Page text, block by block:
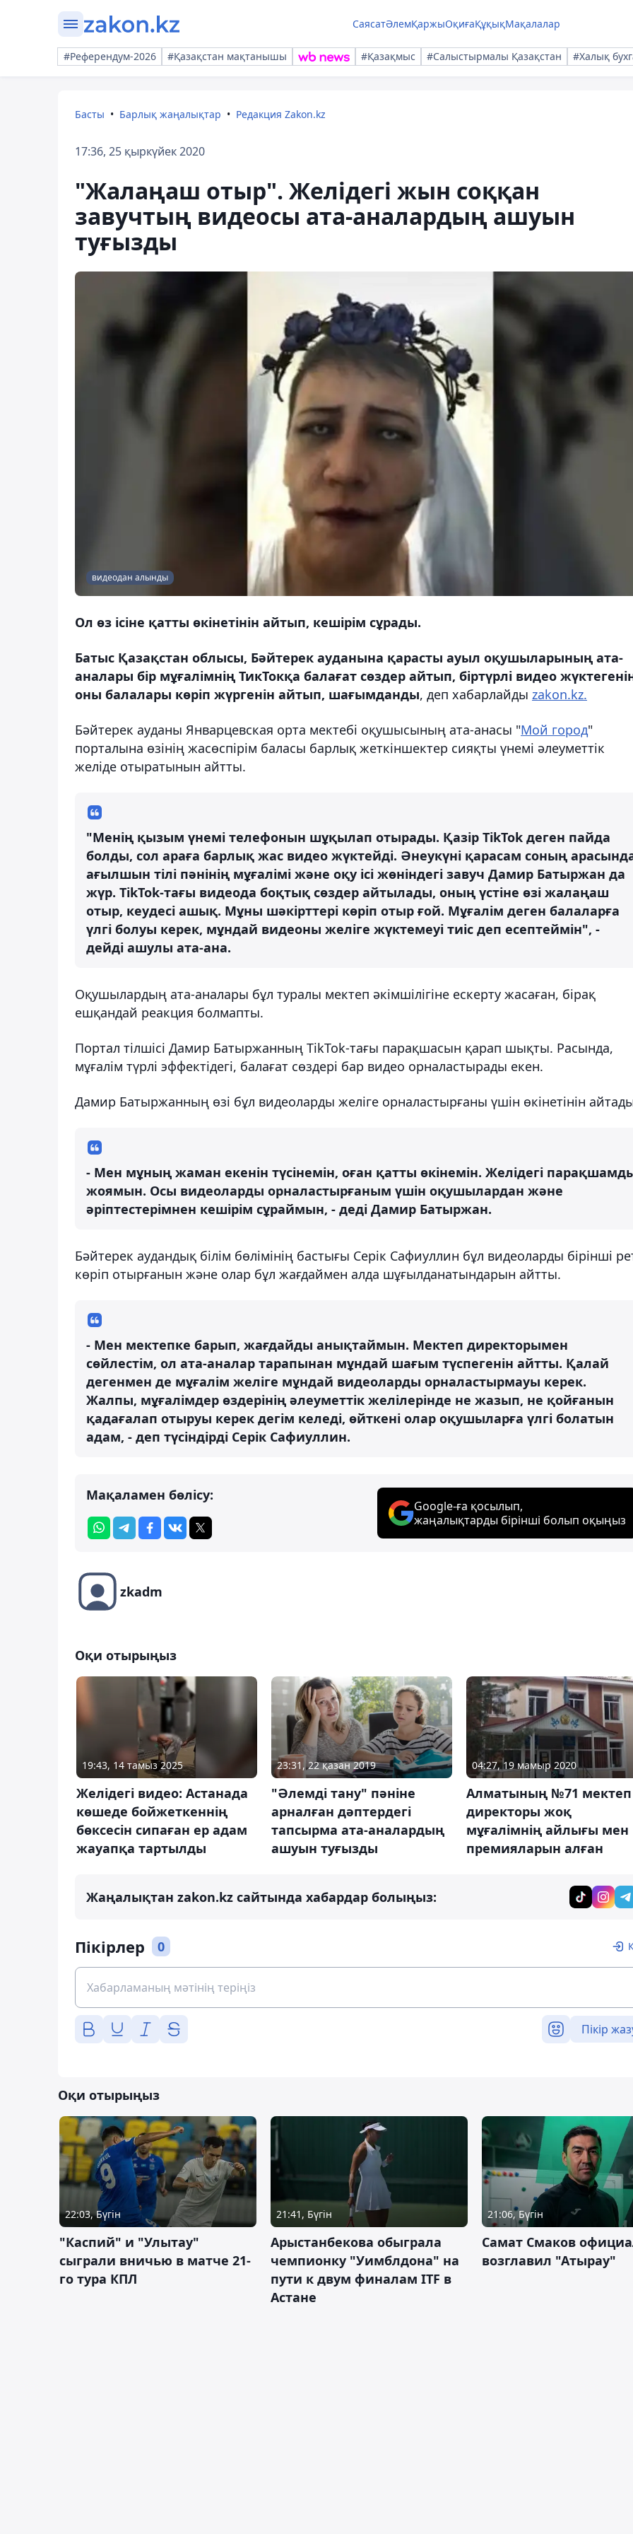
СаясатӘлемҚаржыОқиғаҚұқықМақалалар
#Референдум-2026 #Қазақстан мақтанышы #Қазақмыс #Салыстырмалы Қазақстан #Халық
Басты Барлық жаңалықтар Редакция Zakon.kz
17:36, 25 қыркүйек 2020
"Жалаңаш отыр". Желідегі жын соққан
завучтың видеосы ата-аналардың ашуын
туғызды
видеодан алынды
Ол өз ісіне қатты өкінетінін айтып, кешірім сұрады.
Батыс Қазақстан облысы, Бәйтерек ауданына қарасты ауыл оқушыларының ата-
аналары бір мұғалімнің ТикТокқа балағат сөздер айтып, біртүрлі видео
оны балалары көріп жүргенін айтып, шағымданды, деп хабарлайды zakon.kz.
Бәйтерек ауданы Январцевская орта мектебі оқушысының ата-анасы "Мой город"
порталына өзінің жасөспірім баласы барлық жеткіншектер сияқты үнемі әлеуметтік
желіде отыратынын айтты.
"Менің қызым үнемі телефонын шұқылап отырады. Қазір TikTok деген пайда
болды, сол араға барлық жас видео жүктейді. Әнеукүні қарасам соның
ағылшын тілі пәнінің мұғалімі және оқу ісі жөніндегі завуч Дамир Батыржан да
жүр. TikTok-тағы видеода боқтық сөздер айтылады, оның үстіне өзі жалаңаш
отыр, кеудесі ашық. Мұны шәкірттері көріп отыр ғой. Мұғалім деген балаларға
үлгі болуы керек, мұндай видеоны желіге жүктемеуі тиіс деп есептеймін", -
дейді ашулы ата-ана.
Оқушылардың ата-аналары бұл туралы мектеп әкімшілігіне ескерту жасаған, бірақ
ешқандай реакция болмапты.
Портал тілшісі Дамир Батыржанның TikTok-тағы парақшасын қарап шықты. Расында,
мұғалім түрлі эффектідегі, балағат сөздері бар видео орналастырады екен.
Дамир Батыржанның өзі бұл видеоларды желіге орналастырғаны үшін өкінетінін
- Мен мұның жаман екенін түсінемін, оған қатты өкінемін. Желідегі
жоямын. Осы видеоларды орналастырғаным үшін оқушылардан және
әріптестерімнен кешірім сұраймын, - деді Дамир Батыржан.
Бәйтерек аудандық білім бөлімінің бастығы Серік Сафиуллин бұл видеоларды бірінші
көріп отырғанын және олар бұл жағдаймен алда шұғылданатындарын айтты.
- Мен мектепке барып, жағдайды анықтаймын. Мектеп директорымен
сөйлестім, ол ата-аналар тарапынан мұндай шағым түспегенін айтты. Қалай
дегенмен де мұғалім желіге мұндай видеоларды орналастырмауы керек.
Жалпы, мұғалімдер өздерінің әлеуметтік желілерінде не жазып, не қойғанын
қадағалап отыруы керек дегім келеді, өйткені олар оқушыларға үлгі болатын
адам, - деп түсіндірді Серік Сафиуллин.
Мақаламен бөлісу:
Google-ға қосылып,
жаңалықтарды бірінші болып оқыңыз
zkadm
Оқи отырыңыз
19:43, 14 тамыз 2025
Желідегі видео: Астанада
көшеде бойжеткеннің
бөксесін сипаған ер адам
жауапқа тартылды
23:31, 22 қазан 2019
"Әлемді тану" пәніне
арналған дәптердегі
тапсырма ата-аналардың
ашуын туғызды
04:27, 19 мамыр 2020
Алматының №71 мектеп
директоры жоқ
мұғалімнің айлығы мен
премияларын алған
Жаңалықтан zakon.kz сайтында хабардар болыңыз:
Пікірлер 0
Пікір
Оқи отырыңыз
22:03, Бүгін
"Каспий" и "Улытау"
сыграли вничью в матче 21-
го тура КПЛ
21:41, Бүгін
Арыстанбекова обыграла
чемпионку "Уимблдона" на
пути к двум финалам ITF в
Астане
21:06, Бүгін
Самат Смаков
возглавил "Атырау"